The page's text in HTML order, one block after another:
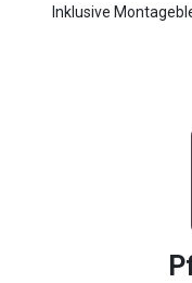
Inklusive